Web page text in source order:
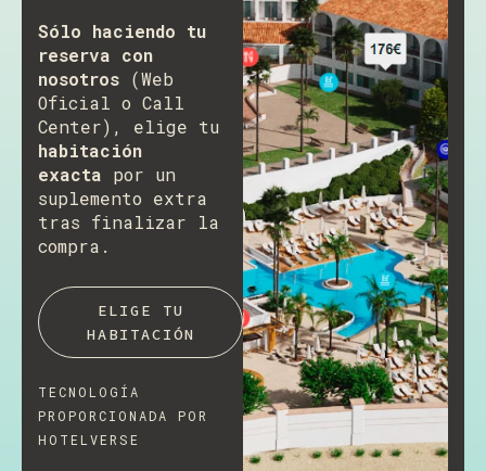
Sólo haciendo tu
reserva con
nosotros (Web
Oficial o Call
Center), elige tu
habitación
exacta por un
suplemento extra
tras finalizar la
compra.
ELIGE TU
HABITACIÓN
TECNOLOGÍA
PROPORCIONADA POR
HOTELVERSE